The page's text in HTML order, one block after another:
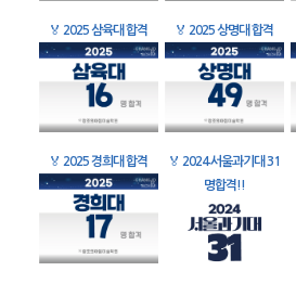
🏅 2025 삼육대 합격 🏅 2025 상명대 합격
🏅 2025 경희대 합격 🏅 2024 서울과기대 31
명합격!!